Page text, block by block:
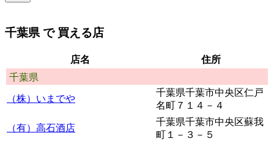
千葉県 で 買える店
店名
住所
千葉県
（株）いまでや
千葉県千葉市中央区仁戸
名町７１４－４
（有）高石酒店
千葉県千葉市中央区蘇我
町１－３－５